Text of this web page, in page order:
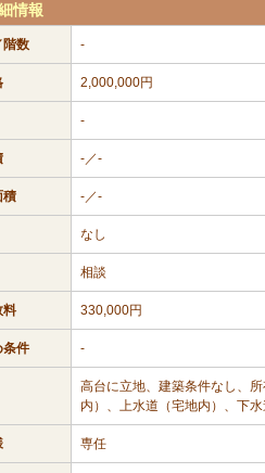
情報
階数 -
2,000,000円
-
-／-
積 -／-
なし
相談
料 330,000円
条件 -
高台に立地、建築条件なし、
内）、上水道（宅地内）、下
専任